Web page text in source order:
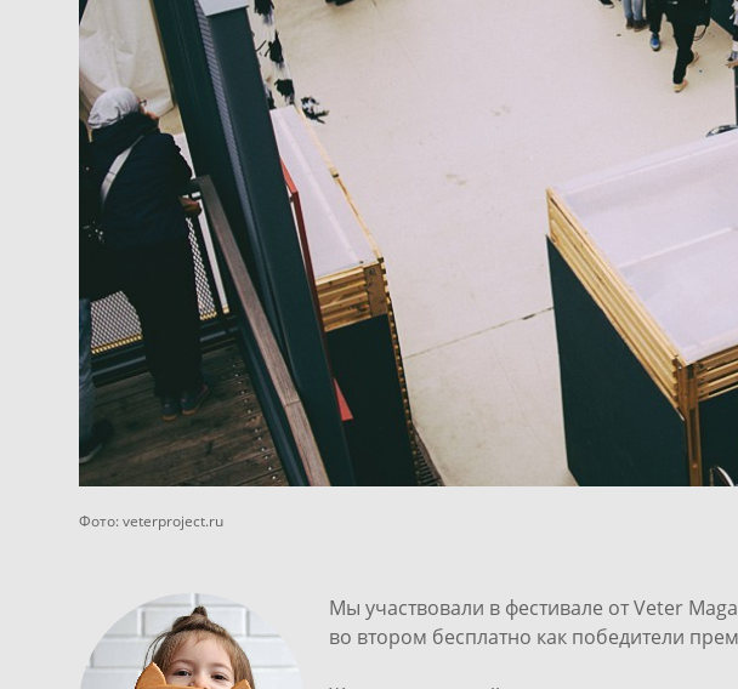
Фото:veterproject.ru
Мы участвовали в фестивале от Veter
во втором бесплатно как победители